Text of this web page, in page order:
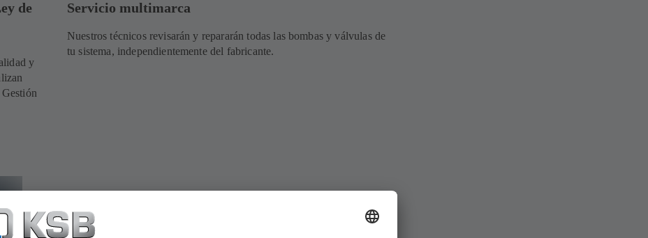
de
y
Servicio multimarca
Nuestros técnicos revisarán y repararán todas las bombas y válvulas de
tu sistema, independientemente del fabricante.